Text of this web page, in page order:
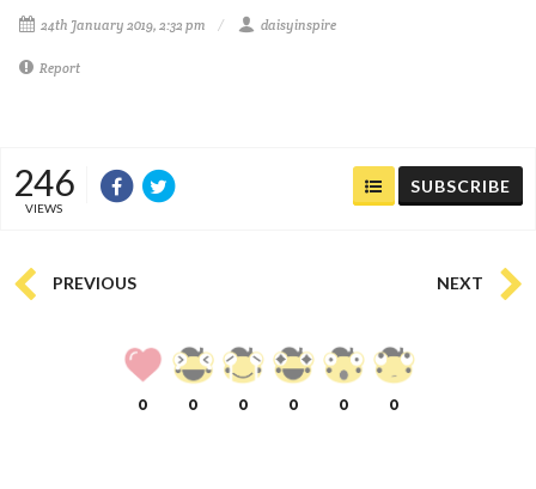
24th January 2019, 2:32 pm daisyinspire
Report
246
VIEWS
SUBSCRIBE
PREVIOUS NEXT
0 0 0 0 0 0